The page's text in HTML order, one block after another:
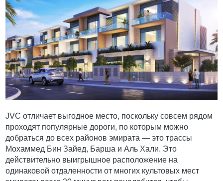
JVC отличает выгодное место, поскольку совсем рядом
проходят популярные дороги, по которым можно
добраться до всех районов эмирата — это трассы
Мохаммед Бин Зайед, Барша и Аль Хали. Это
действительно выигрышное расположение на
одинаковой отдаленности от многих культовых мест